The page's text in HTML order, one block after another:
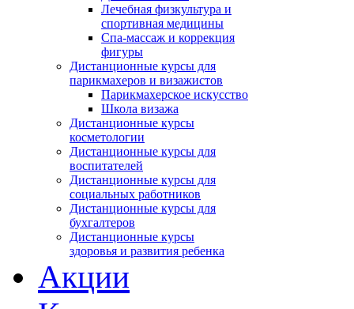
Лечебная физкультура и
спортивная медицины
Спа-массаж и коррекция
фигуры
Дистанционные курсы для
парикмахеров и визажистов
Парикмахерское искусство
Школа визажа
Дистанционные курсы
косметологии
Дистанционные курсы для
воспитателей
Дистанционные курсы для
социальных работников
Дистанционные курсы для
бухгалтеров
Дистанционные курсы
здоровья и развития ребенка
Акции